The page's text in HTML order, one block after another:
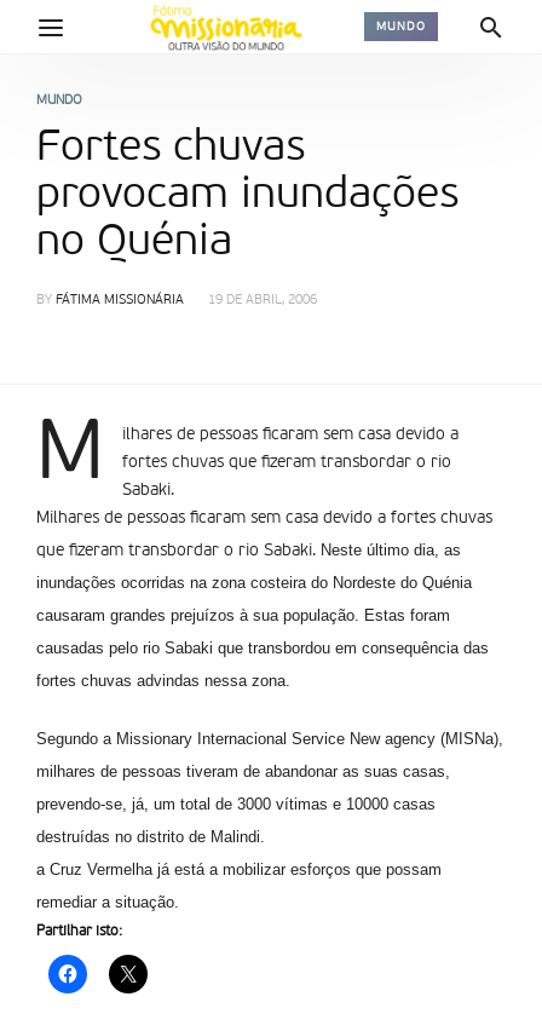
MUNDO
MUNDO
Fortes chuvas
provocam inundações
no Quénia
BY FÁTIMA MISSIONÁRIA 19 DE ABRIL, 2006
M
ilhares de pessoas ficaram sem casa devido a
fortes chuvas que fizeram transbordar o rio
Sabaki.
Milhares de pessoas ficaram sem casa devido a fortes chuvas
que fizeram transbordar o rio Sabaki. Neste último dia, as
inundações ocorridas na zona costeira do Nordeste do Quénia
causaram grandes prejuí­zos à sua população. Estas foram
causadas pelo rio Sabaki que transbordou em consequência das
fortes chuvas advindas nessa zona.
Segundo a Missionary Internacional Service New agency (MISNa),
milhares de pessoas tiveram de abandonar as suas casas,
prevendo-se, já, um total de 3000 vítimas e 10000 casas
destruídas no distrito de Malindi.
a Cruz Vermelha já está a mobilizar esforços que possam
remediar a situação.
Partilhar isto: